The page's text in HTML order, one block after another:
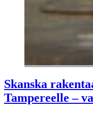
Skanska
Tampereelle –